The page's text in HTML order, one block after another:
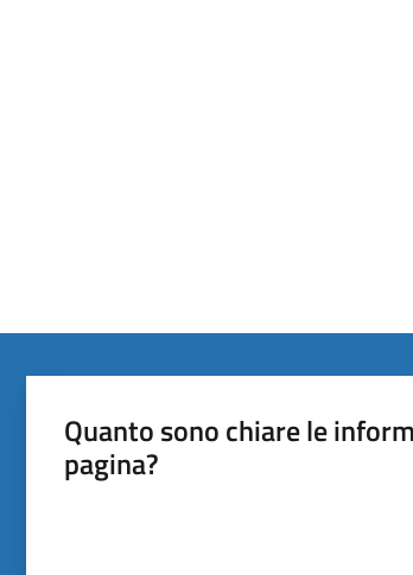
Quanto sono chiare le
pagina?